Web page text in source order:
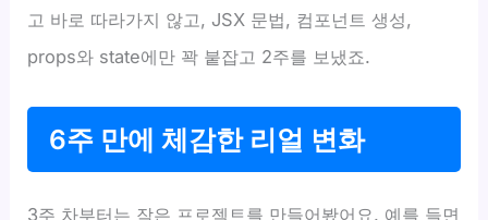
고 바로 따라가지 않고, JSX 문법, 컴포넌트 생성,
props와 state에만 꽉 붙잡고 2주를 보냈죠.
6주 만에 체감한 리얼 변화
3주 차부터는 작은 프로젝트를 만들어봤어요. 예를 들면